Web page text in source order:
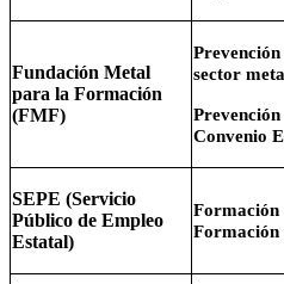
Fundación Metal
para la Formación
(FMF)
sector
Convenio
SEPE (Servicio
Público de Empleo
Estatal)
Formación